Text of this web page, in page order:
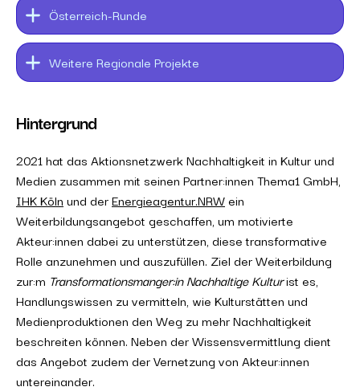
Österreich-Runde
Weitere Regionale Projekte
Hintergrund
2021 hat das Aktionsnetzwerk Nachhaltigkeit in Kultur und
Medien zusammen mit seinen Partner:innen Thema1 GmbH,
IHK Köln und derEnergieagentur.NRWein
Weiterbildungsangebot geschaffen, um motivierte
Akteur:innen dabei zu unterstützen, diese transformative
Rolle anzunehmen und auszufüllen. Ziel der Weiterbildung
zur:m Transformationsmanger:in Nachhaltige Kulturist es,
Handlungswissen zu vermitteln, wie Kulturstätten und
Medienproduktionen den Weg zu mehr Nachhaltigkeit
beschreiten können. Neben der Wissensvermittlung dient
das Angebot zudem der Vernetzung von Akteur:innen
untereinander.